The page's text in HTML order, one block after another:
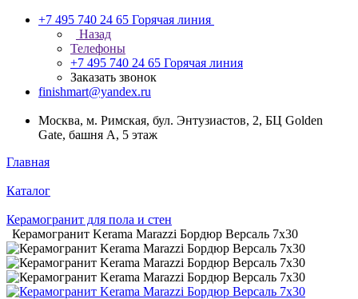
+7 495 740 24 65 Горячая линия
Назад
Телефоны
+7 495 740 24 65 Горячая линия
Заказать звонок
finishmart@yandex.ru
Москва, м. Римская, бул. Энтузиастов, 2, БЦ Golden
Gate, башня А, 5 этаж
Главная
Каталог
Керамогранит для пола и стен
Керамогранит Kerama Marazzi Бордюр Версаль 7х30